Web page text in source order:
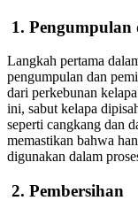
1. Pengumpulan
Langkah pertama
pengumpulan dan
dari perkebunan
ini, sabut kelapa
seperti cangkang dan
memastikan bahwa
digunakan dalam
2. Pembersihan